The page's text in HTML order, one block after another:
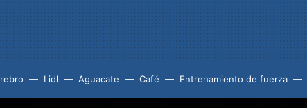
Lidl Aguacate Café Entrenamiento de fuerza